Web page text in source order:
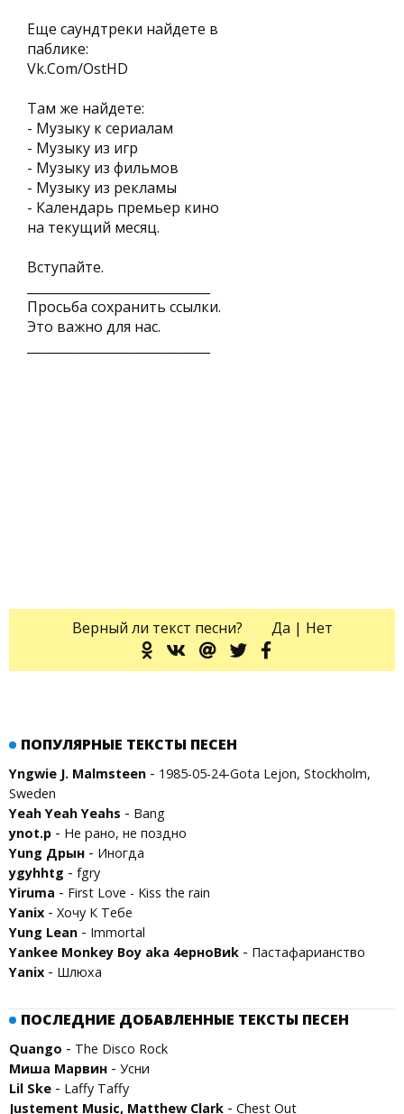
Еще саундтреки найдете в
паблике:
Vk.Com/OstHD
Там же найдете:
- Музыку к сериалам
- Музыку из игр
- Музыку из фильмов
- Музыку из рекламы
- Календарь премьер кино
на текущий месяц.
Вступайте.
Просьба сохранить ссылки.
Это важно для нас.
Верный ли текст песни? Да | Нет
ПОПУЛЯРНЫЕ ТЕКСТЫ ПЕСЕН
Yngwie J. Malmsteen - 1985-05-24-Gota Lejon, Stockholm,
Sweden
Yeah Yeah Yeahs - Bang
ynot.p - Не рано, не поздно
Yung Дрын - Иногда
ygyhhtg - fgry
Yiruma - First Love - Kiss the rain
Yanix - Хочу К Тебе
Yung Lean - Immortal
Yankee Monkey Boy aka 4ерноВиk - Пастафарианство
Yanix - Шлюха
ПОСЛЕДНИЕ ДОБАВЛЕННЫЕ ТЕКСТЫ ПЕСЕН
Quango - The Disco Rock
Миша Марвин - Усни
Lil Ske - Laffy Taffy
Justement Music, Matthew Clark - Chest Out